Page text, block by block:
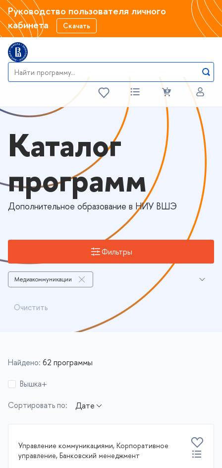
Руководство пользователя личного
кабинета
Скачать
Каталог
программ
Дополнительное образование в НИУ ВШЭ
Фильтры
Медиакоммуникации
Маркетинговые исследования
Очистить
Найдено: 62 программы
Вышка+
Сортировать по:
Управление коммуникациями, Корпоративное
управление, Банковский менеджмент